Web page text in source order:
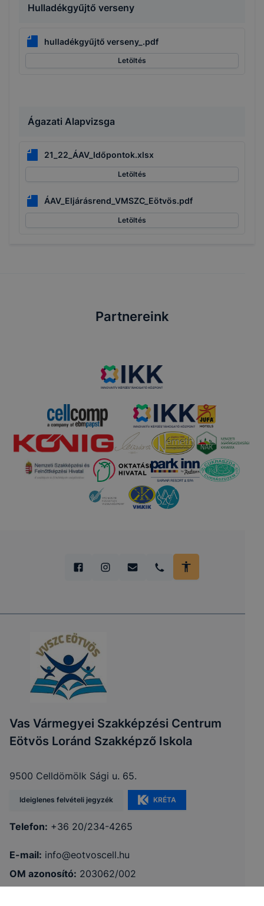
Hulladékgyűjtő verseny
hulladékgyűjtő verseny_.pdf
Letöltés
Ágazati Alapvizsga
21_22_ÁAV_Időpontok.xlsx
Letöltés
ÁAV_Eljárásrend_VMSZC_Eötvös.pdf
Letöltés
Partnereink
Vas Vármegyei Szakképzési Centrum
Eötvös Loránd Szakképző Iskola
9500 Celldömölk Sági u. 65.
Ideiglenes felvételi jegyzék KRÉTA
Telefon: +36 20/234-4265
E-mail: info@eotvoscell.hu
OM azonosító: 203062/002